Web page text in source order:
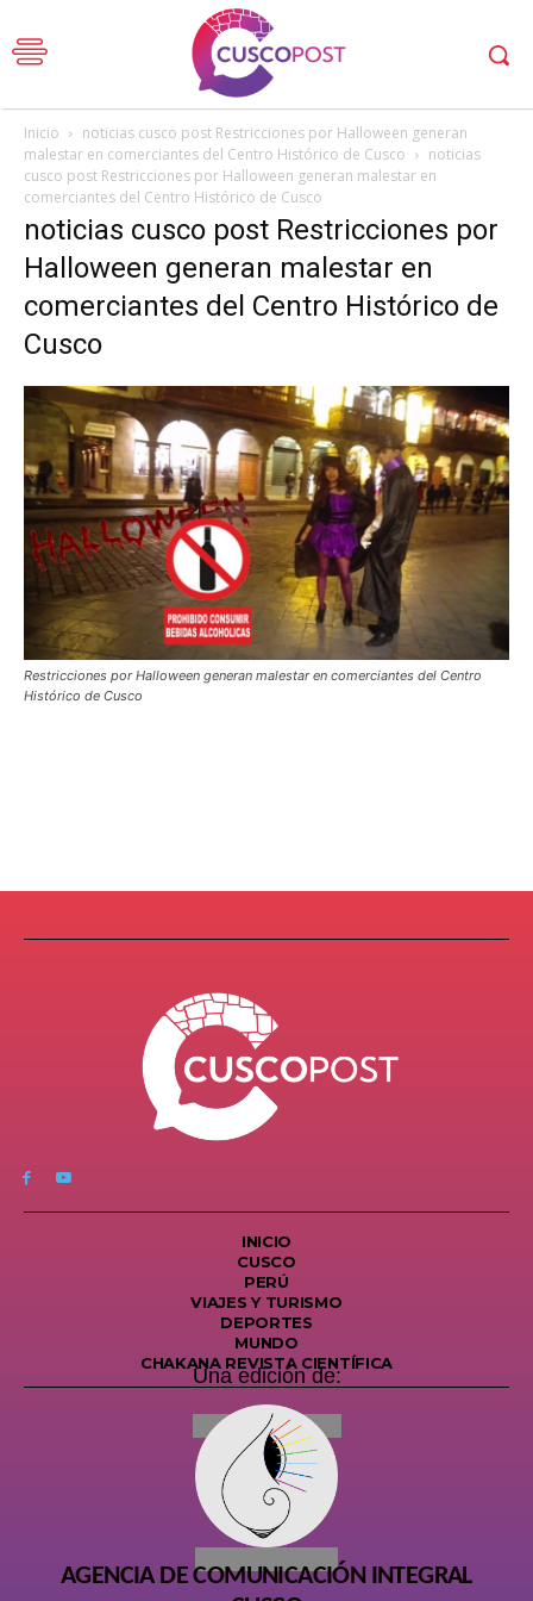
Inicio
noticias cusco post Restricciones por Halloween generan
malestar en comerciantes del Centro Histórico de Cusco
noticias
cusco post Restricciones por Halloween generan malestar en
comerciantes del Centro Histórico de Cusco
noticias cusco post Restricciones por
Halloween generan malestar en
comerciantes del Centro Histórico de
Cusco
Restricciones por Halloween generan malestar en comerciantes del Centro
Histórico de Cusco
INICIO
CUSCO
PERÚ
VIAJES Y TURISMO
DEPORTES
MUNDO
CHAKANA REVISTA CIENTÍFICA
Una edición de:
AGENCIA DE COMUNICACIÓN INTEGRAL